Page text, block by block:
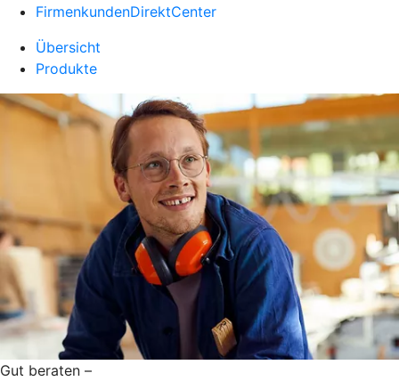
FirmenkundenDirektCenter
Übersicht
Produkte
Gut beraten –